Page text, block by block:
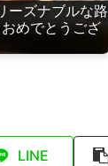
ーズナブルな路
めでとうござ
LINE